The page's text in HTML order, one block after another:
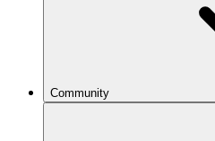
Community